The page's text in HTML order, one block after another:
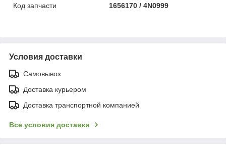
Код запчасти
1656170 / 4N0999
Условия доставки
Самовывоз
Доставка курьером
Доставка транспортной компанией
Все условия доставки